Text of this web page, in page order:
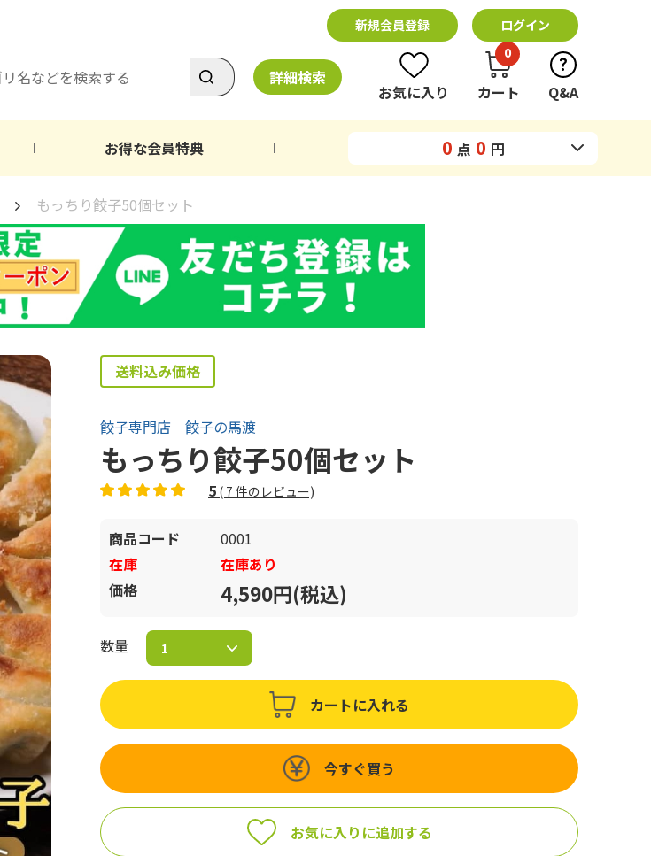
新規会員登録 ログイン
詳細検索
お気に入り
0
カート Q&A
お得な会員特典 0 点 0 円
もっちり餃子50個セット
送料込み価格
餃子専門店 餃子の馬渡
もっちり餃子50個セット
5 ( 7 件のレビュー)
商品コード
0001
在庫
在庫あり
価格
4,590円(税込)
数量
カートに入れる
今すぐ買う
お気に入りに追加する